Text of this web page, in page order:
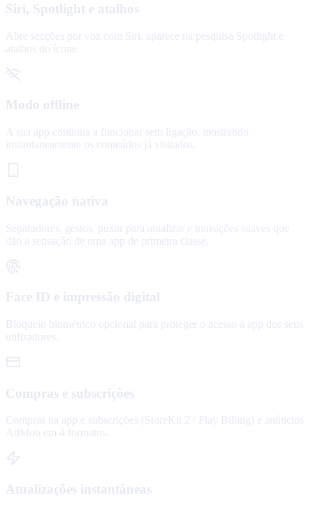
Siri, Spotlight e atalhos
Abre secções por voz com Siri, aparece na pesquisa Spotlight e
atalhos do ícone.
Modo offline
A sua app continua a funcionar sem ligação, mostrando
instantaneamente os conteúdos já visitados.
Navegação nativa
Separadores, gestos, puxar para atualizar e transições suaves que
dão a sensação de uma app de primeira classe.
Face ID e impressão digital
Bloqueio biométrico opcional para proteger o acesso à app dos seus
utilizadores.
Compras e subscrições
Compras na app e subscrições (StoreKit 2 / Play Billing) e anúncios
AdMob em 4 formatos.
Atualizações instantâneas